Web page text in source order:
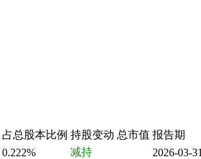
占总股本比例 持股变动 总市值 报告期
0.222% 减持
2026-03-31